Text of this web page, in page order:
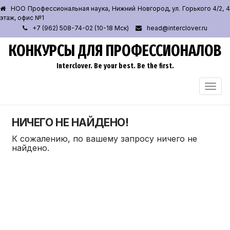
НОО Профессиональная наука, Нижний Новгород, ул. Горького 4/2, 4
этаж, офис №1
+7 (962) 508-74-02 (10-18 Мск)
head@interclover.ru
КОНКУРСЫ ДЛЯ ПРОФЕССИОНАЛОВ
Interclover. Be your best. Be the first.
НИЧЕГО НЕ НАЙДЕНО!
К сожалению, по вашему запросу ничего не
найдено.